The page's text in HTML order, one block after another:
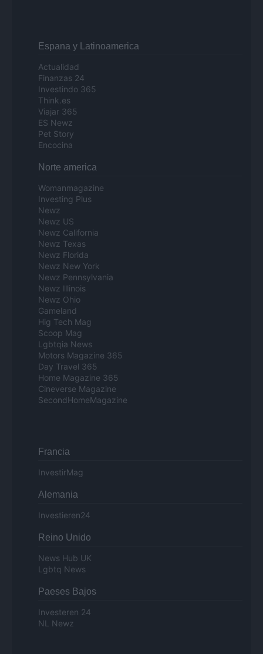
Espana y Latinoamerica
Actualidad
Finanzas 24
Investindo 365
Think.es
Viajar 365
ES Newz
Pet Story
Encocina
Norte america
Womanmagazine
Investing Plus
Newz
Newz US
Newz California
Newz Texas
Newz Florida
Newz New York
Newz Pennsylvania
Newz Illinois
Newz Ohio
Gameland
Hig Tech Mag
Scoop Mag
Lgbtqia News
Motors Magazine 365
Day Travel 365
Home Magazine 365
Cineverse Magazine
SecondHomeMagazine
Francia
InvestirMag
Alemania
Investieren24
Reino Unido
News Hub UK
Lgbtq News
Paeses Bajos
Investeren 24
NL Newz